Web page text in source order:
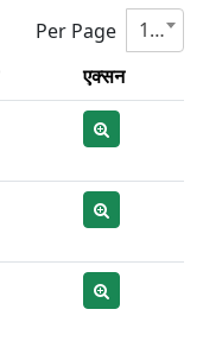
Per Page
10
एक्सन